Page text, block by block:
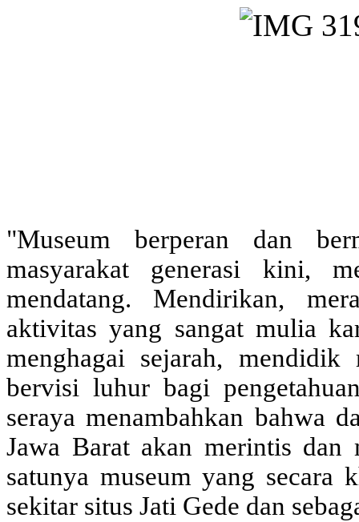
"Museum berperan dan
masyarakat generasi kini,
mendatang. Mendirikan,
aktivitas yang sangat mulia
menghagai sejarah, mendidik
bervisi luhur bagi
seraya menambahkan bahwa
Jawa Barat akan merintis dan
satunya museum yang secara
sekitar situs Jati Gede dan